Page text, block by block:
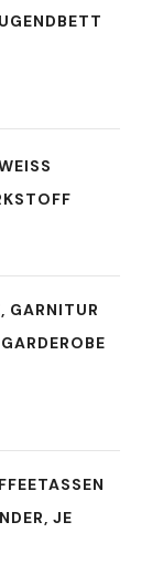
K
6
GARNITUR
F
JE